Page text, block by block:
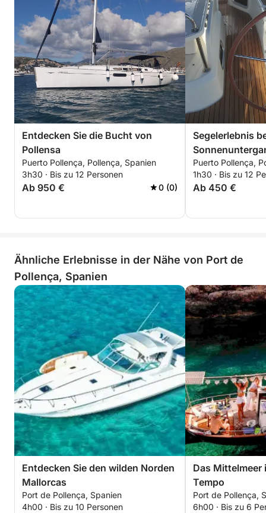
Entdecken Sie die Bucht von
Pollensa
Puerto Pollença, Pollença, Spanien
3h30 · Bis zu 12 Personen
Ab 950 € 0 (0)
Segelerlebnis
Puerto Pollença,
1h30 · Bis zu 12
Ab 450 €
Ähnliche Erlebnisse in der Nähe von Port de
Pollença, Spanien
Entdecken Sie den wilden Norden
Mallorcas
Port de Pollença, Spanien
4h00 · Bis zu 10 Personen
Das Mittelmeer
Tempo
Port de Pollença,
6h00 · Bis zu 6